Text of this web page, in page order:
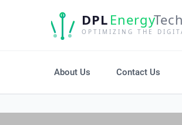
About Us Contact Us